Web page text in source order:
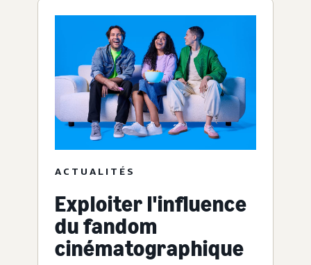
ACTUALITÉS
Exploiter l'influence
du fandom
cinématographique